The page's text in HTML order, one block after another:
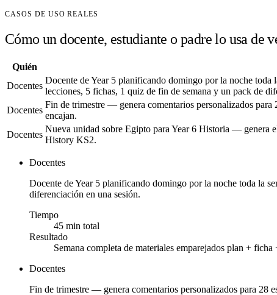
CASOS DE USO REALES
Cómo un docente, estudiante o padre lo usa de
Quién
Docentes
Docente de Year 5 planificando domingo por la noche
lecciones, 5 fichas, 1 quiz de fin de semana y un pack de
Docentes
Fin de trimestre — genera comentarios personalizados
encajan.
Docentes
Nueva unidad sobre Egipto para Year 6 Historia — genera
History KS2.
Docentes
Docente de Year 5 planificando domingo por la noche toda la
diferenciación en una sesión.
Tiempo
45 min total
Resultado
Semana completa de materiales emparejados plan + ficha
Docentes
Fin de trimestre — genera comentarios personalizados para 28